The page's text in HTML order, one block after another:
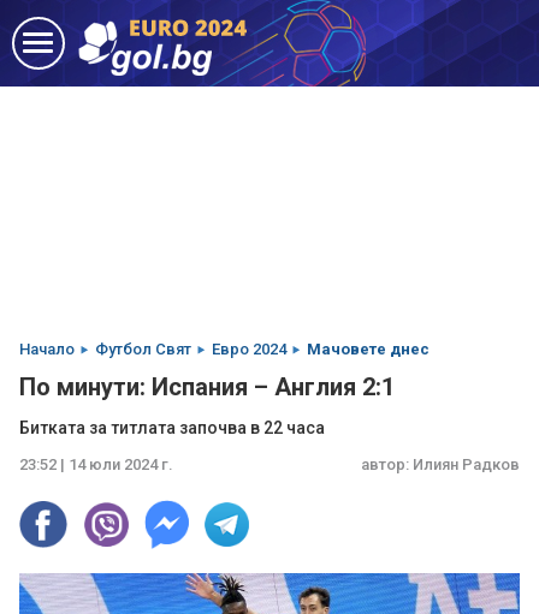
Начало Футбол Свят Евро 2024 Мачовете днес
По минути: Испания – Англия 2:1
Битката за титлата започва в 22 часа
23:52 | 14 юли 2024 г. автор: Илиян Радков